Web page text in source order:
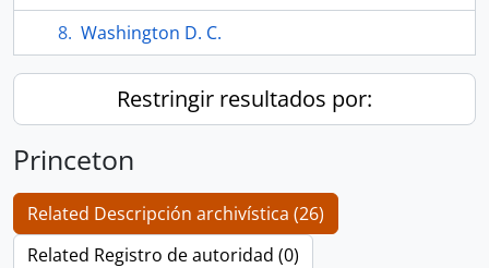
Washington D. C.
Restringir resultados por:
Princeton
Related Descripción archivística (26)
Related Registro de autoridad (0)